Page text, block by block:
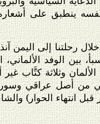
ينطبق على
رحلتنا إلى اليمن
بين الوفد
وثلاثة كتَّاب غير
من أصل عراقي
انتهاء الحوار)